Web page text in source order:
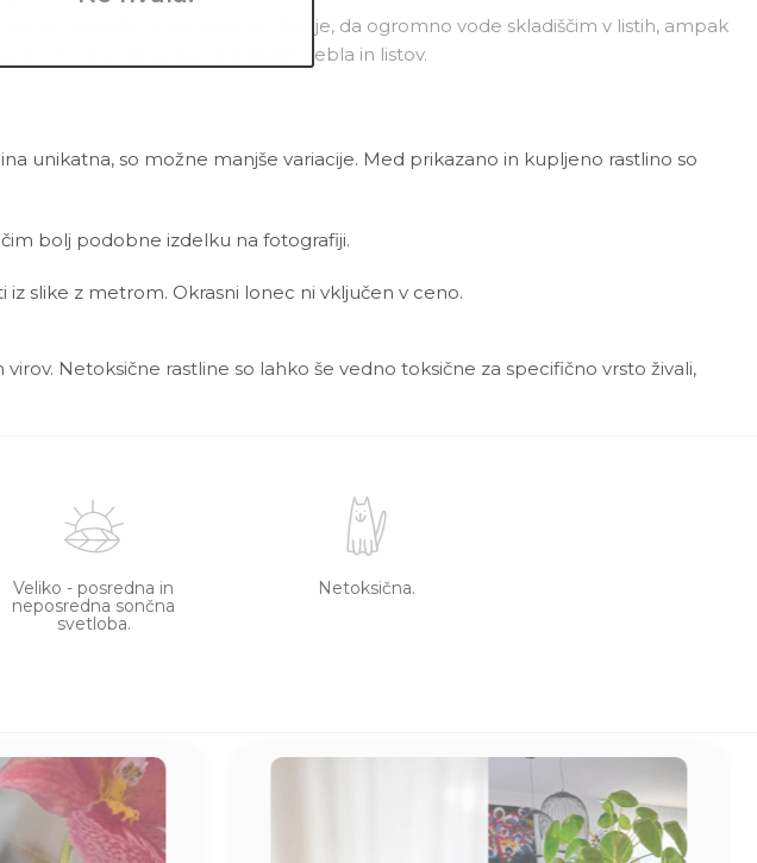
pozabil_a na zalivanje. Res je, da ogromno vode skladiščim v listih, ampak
boš opazil_a tudi gnitje stebla in listov.
unikatna, so možne manjše variacije. Med prikazano in kupljeno rastlino so
bolj podobne izdelku na fotografiji.
slike z metrom. Okrasni lonec ni vključen v ceno.
Netoksične rastline so lahko še vedno toksične za specifično vrsto živali,
Veliko - posredna in
neposredna sončna
svetloba.
Netoksična.